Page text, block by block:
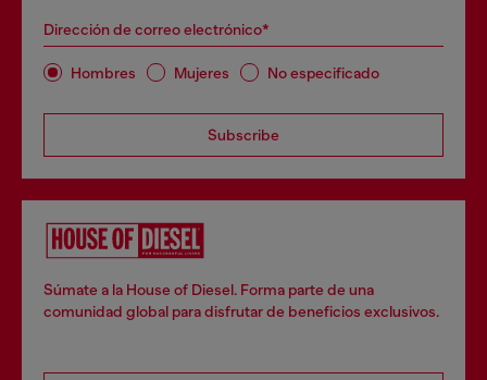
Dirección de correo electrónico*
Hombres Mujeres No especificado
Subscribe
Súmate a la House of Diesel. Forma parte de una
comunidad global para disfrutar de beneficios exclusivos.